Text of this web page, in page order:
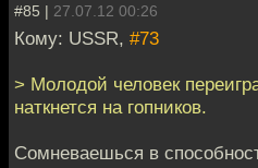
#85 | 27.07.12 00:26
Кому: USSR, #73
> Молодой человек
наткнется на гопников.
Сомневаешься в